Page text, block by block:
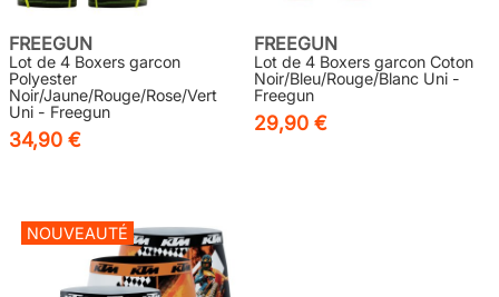
FREEGUN
Lot de 4 Boxers garcon
Polyester
Noir/Jaune/Rouge/Rose/Vert
Uni - Freegun
34,90 €
FREEGUN
Lot de 4 Boxers garcon Coton
Noir/Bleu/Rouge/Blanc Uni -
Freegun
29,90 €
NOUVEAUTÉ